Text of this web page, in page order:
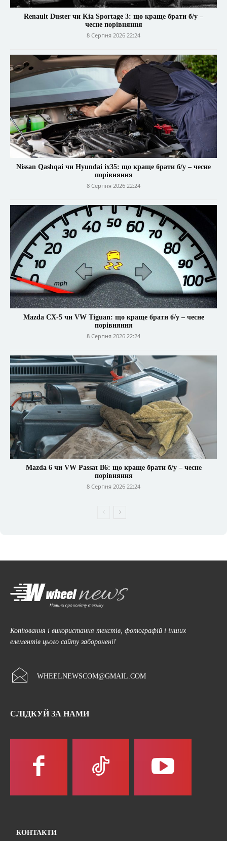
Renault Duster чи Kia Sportage 3: що краще брати б/у –
чесне порівняння
8 Серпня 2026 22:24
Nissan Qashqai чи Hyundai ix35: що краще брати б/у – чесне
порівняння
8 Серпня 2026 22:24
Mazda CX-5 чи VW Tiguan: що краще брати б/у – чесне
порівняння
8 Серпня 2026 22:24
Mazda 6 чи VW Passat B6: що краще брати б/у – чесне
порівняння
8 Серпня 2026 22:24
Копіювання і використання текстів, фотографій і інших
елементів цього сайту заборонені!
WHEELNEWSCOM@GMAIL.COM
СЛІДКУЙ ЗА НАМИ
КОНТАКТИ